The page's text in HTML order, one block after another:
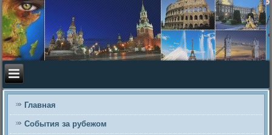
Главная
События за рубежом